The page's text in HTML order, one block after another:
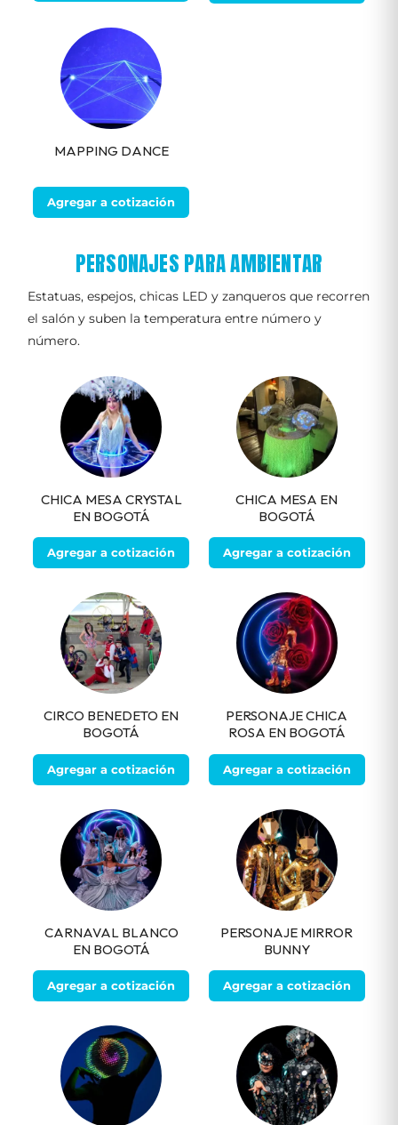
MAPPING DANCE
Agregar a cotización
PERSONAJES PARA AMBIENTAR
Estatuas, espejos, chicas LED y zanqueros que recorren
el salón y suben la temperatura entre número y
número.
CHICA MESA CRYSTAL
EN BOGOTÁ
Agregar a cotización
CHICA MESA EN
BOGOTÁ
Agregar a cotización
CIRCO BENEDETO EN
BOGOTÁ
Agregar a cotización
PERSONAJE CHICA
ROSA EN BOGOTÁ
Agregar a cotización
CARNAVAL BLANCO
EN BOGOTÁ
Agregar a cotización
PERSONAJE MIRROR
BUNNY
Agregar a cotización